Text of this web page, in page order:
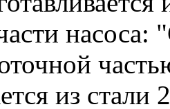
насоса:
из